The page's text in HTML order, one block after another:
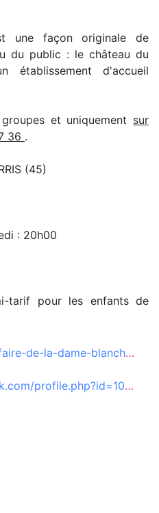
une façon originale de
du public : le château du
d'accueil
et uniquement sur
36 .
(45)
: 20h00
tarif pour les enfants de
de-la-dame-blanche.html